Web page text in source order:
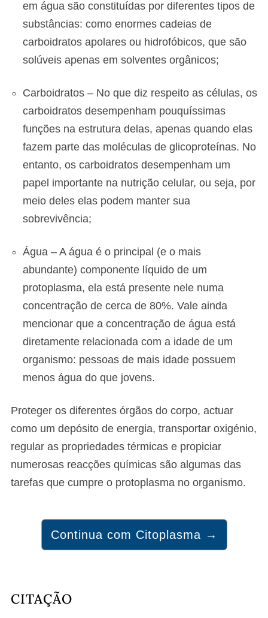
em água são constituídas por diferentes tipos de
substâncias: como enormes cadeias de
carboidratos apolares ou hidrofóbicos, que são
solúveis apenas em solventes orgânicos;
Carboidratos – No que diz respeito as células, os
carboidratos desempenham pouquíssimas
funções na estrutura delas, apenas quando elas
fazem parte das moléculas de glicoproteínas. No
entanto, os carboidratos desempenham um
papel importante na nutrição celular, ou seja, por
meio deles elas podem manter sua
sobrevivência;
Água – A água é o principal (e o mais
abundante) componente líquido de um
protoplasma, ela está presente nele numa
concentração de cerca de 80%. Vale ainda
mencionar que a concentração de água está
diretamente relacionada com a idade de um
organismo: pessoas de mais idade possuem
menos água do que jovens.
Proteger os diferentes órgãos do corpo, actuar
como um depósito de energia, transportar oxigénio,
regular as propriedades térmicas e propiciar
numerosas reacções químicas são algumas das
tarefas que cumpre o protoplasma no organismo.
Continua com Citoplasma →
CITAÇÃO